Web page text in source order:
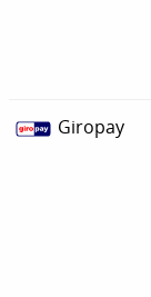
Giropay